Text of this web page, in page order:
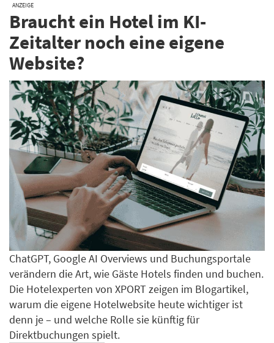
ANZEIGE
Braucht ein Hotel im KI-
Zeitalter noch eine eigene
Website?
ChatGPT, Google AI Overviews und Buchungsportale
verändern die Art, wie Gäste Hotels finden und buchen.
Die Hotelexperten von XPORT zeigen im Blogartikel,
warum die eigene Hotelwebsite heute wichtiger ist
denn je – und welche Rolle sie künftig für
Direktbuchungen spielt.